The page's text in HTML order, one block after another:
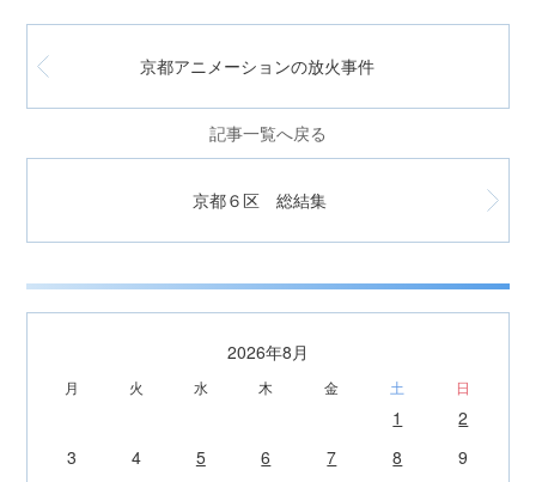
京都アニメーションの放火事件
記事一覧へ戻る
京都６区 総結集
2026年8月
月 火 水 木 金 土 日
1
2
3
4 5 6 7 8
9